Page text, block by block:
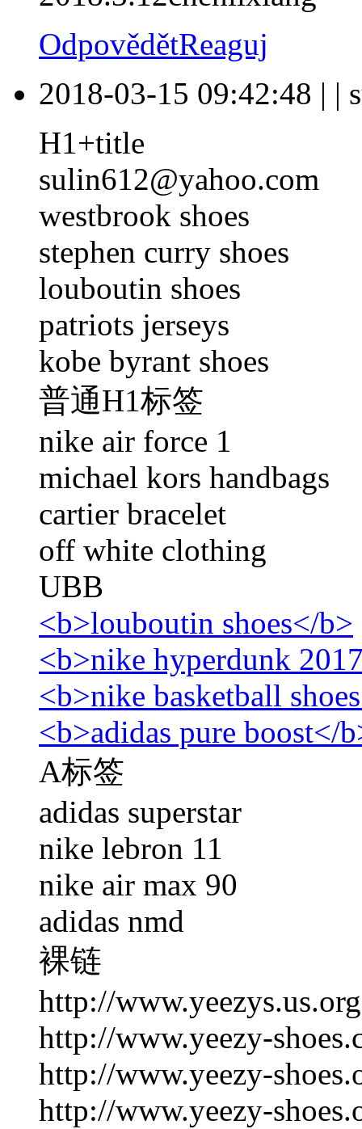
OdpovědětReaguj
2018-03-15 09:42:48 | |
H1+title
sulin612@yahoo.com
westbrook shoes
stephen curry shoes
louboutin shoes
patriots jerseys
kobe byrant shoes
普通H1标签
nike air force 1
michael kors handbags
cartier bracelet
off white clothing
UBB
<b>louboutin shoes</b>
<b>nike hyperdunk
<b>nike basketball
<b>adidas pure boost</
A标签
adidas superstar
nike lebron 11
nike air max 90
adidas nmd
裸链
http://www.yeezys.us.org
http://www.yeezy-
http://www.yeezy-
http://www.yeezy-